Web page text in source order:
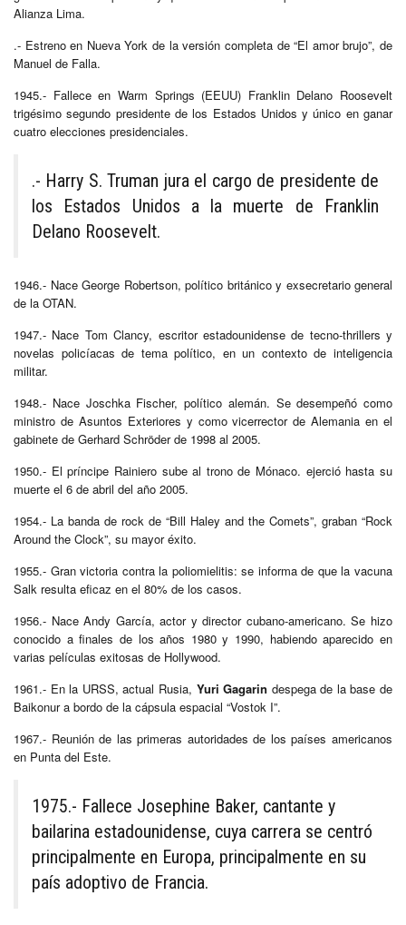
Alianza Lima.
.- Estreno en Nueva York de la versión completa de “El amor brujo”, de
Manuel de Falla.
1945.- Fallece en Warm Springs (EEUU) Franklin Delano Roosevelt
trigésimo segundo presidente de los Estados Unidos y único en ganar
cuatro elecciones presidenciales.
.- Harry S. Truman jura el cargo de presidente de
los Estados Unidos a la muerte de Franklin
Delano Roosevelt.
1946.- Nace George Robertson, político británico y exsecretario general
de la OTAN.
1947.- Nace Tom Clancy, escritor estadounidense de tecno-thrillers y
novelas policíacas de tema político, en un contexto de inteligencia
militar.
1948.- Nace Joschka Fischer, político alemán. Se desempeñó como
ministro de Asuntos Exteriores y como vicerrector de Alemania en el
gabinete de Gerhard Schröder de 1998 al 2005.
1950.- El príncipe Rainiero sube al trono de Mónaco. ejerció hasta su
muerte el 6 de abril del año 2005.
1954.- La banda de rock de “Bill Haley and the Comets”, graban “Rock
Around the Clock”, su mayor éxito.
1955.- Gran victoria contra la poliomielitis: se informa de que la vacuna
Salk resulta eficaz en el 80% de los casos.
1956.- Nace Andy García, actor y director cubano-americano. Se hizo
conocido a finales de los años 1980 y 1990, habiendo aparecido en
varias películas exitosas de Hollywood.
1961.- En la URSS, actual Rusia, Yuri Gagarin despega de la base de
Baikonur a bordo de la cápsula espacial “Vostok I”.
1967.- Reunión de las primeras autoridades de los países americanos
en Punta del Este.
1975.- Fallece Josephine Baker, cantante y
bailarina estadounidense, cuya carrera se centró
principalmente en Europa, principalmente en su
país adoptivo de Francia.